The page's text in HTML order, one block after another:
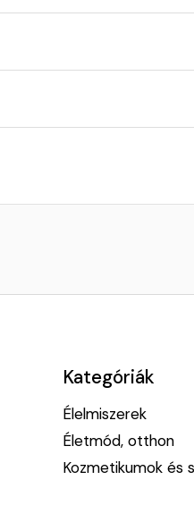
Kategóriák
Élelmiszerek
Életmód, otthon
Kozmetikumok és